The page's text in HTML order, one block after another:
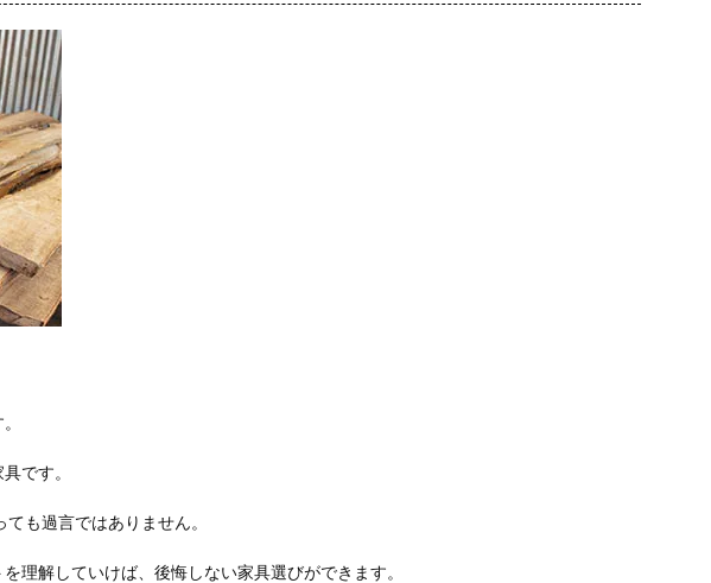
です。
も過言ではありません。
理解していけば、後悔しない家具選びができます。